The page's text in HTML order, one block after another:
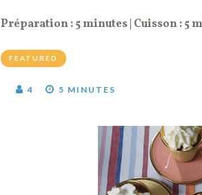
Préparation : 5 minutes | Cuisson : 5
FEATURED
4 5 MINUTES